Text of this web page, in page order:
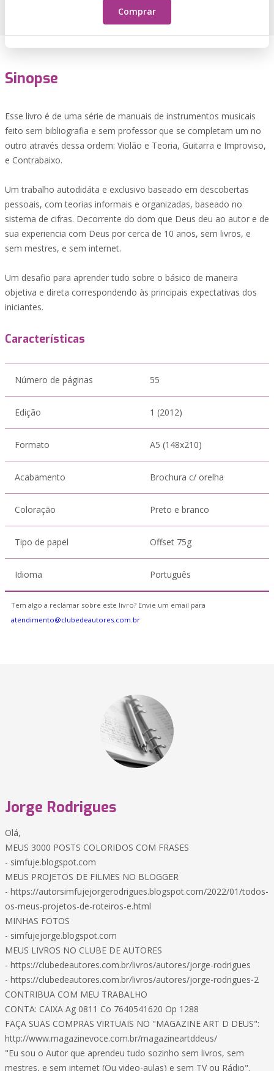
Comprar
Sinopse
Esse livro é de uma série de manuais de instrumentos musicais
feito sem bibliografia e sem professor que se completam um no
outro através dessa ordem: Violão e Teoria, Guitarra e Improviso,
e Contrabaixo.
Um trabalho autodidáta e exclusivo baseado em descobertas
pessoais, com teorias informais e organizadas, baseado no
sistema de cifras. Decorrente do dom que Deus deu ao autor e de
sua experiencia com Deus por cerca de 10 anos, sem livros, e
sem mestres, e sem internet.
Um desafio para aprender tudo sobre o básico de maneira
objetiva e direta correspondendo às principais expectativas dos
iniciantes.
Características
Número de páginas 55
Edição 1 (2012)
Formato A5 (148x210)
Acabamento Brochura c/ orelha
Coloração Preto e branco
Tipo de papel Offset 75g
Idioma Português
Tem algo a reclamar sobre este livro? Envie um email para
atendimento@clubedeautores.com.br
Jorge Rodrigues
Olá,
MEUS 3000 POSTS COLORIDOS COM FRASES
- simfuje.blogspot.com
MEUS PROJETOS DE FILMES NO BLOGGER
- https://autorsimfujejorgerodrigues.blogspot.com/2022/01/todos-
os-meus-projetos-de-roteiros-e.html
MINHAS FOTOS
- simfujejorge.blogspot.com
MEUS LIVROS NO CLUBE DE AUTORES
- https://clubedeautores.com.br/livros/autores/jorge-rodrigues
- https://clubedeautores.com.br/livros/autores/jorge-rodrigues-2
CONTRIBUA COM MEU TRABALHO
CONTA: CAIXA Ag 0811 Co 7640541620 Op 1288
FAÇA SUAS COMPRAS VIRTUAIS NO "MAGAZINE ART D DEUS":
http://www.magazinevoce.com.br/magazineartddeus/
"Eu sou o Autor que aprendeu tudo sozinho sem livros, sem
mestres, e sem internet (Ou video-aulas) e sem TV ou Rádio".